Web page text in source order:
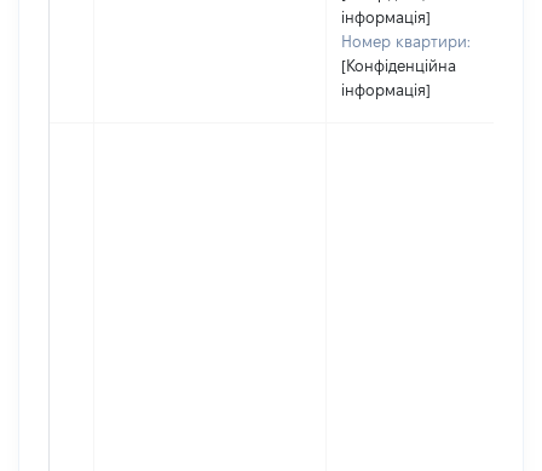
інформація]
Номер квартири:
[Конфіденційна
інформація]